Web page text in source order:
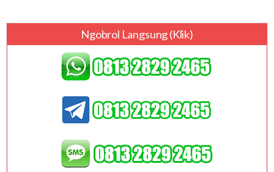
Ngobrol Langsung (klik)